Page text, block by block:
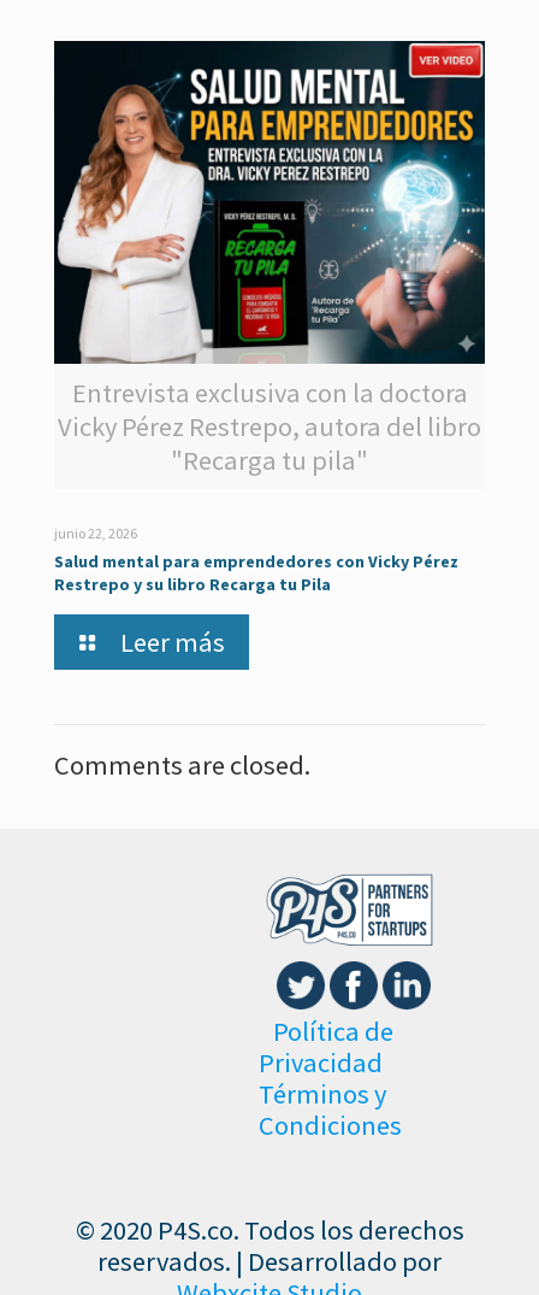
Entrevista exclusiva con la doctora
Vicky Pérez Restrepo, autora del libro
"Recarga tu pila"
junio 22, 2026
Salud mental para emprendedores con Vicky Pérez
Restrepo y su libro Recarga tu Pila
Leer más
Comments are closed.
Política de
Privacidad
Términos y
Condiciones
© 2020 P4S.co. Todos los derechos
reservados. | Desarrollado por